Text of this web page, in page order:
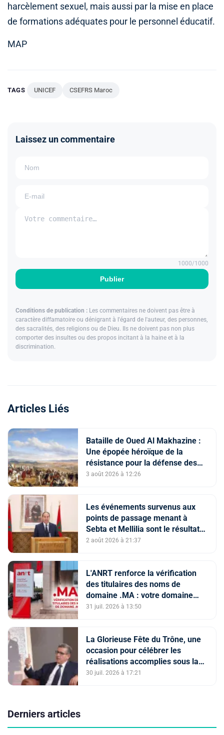
harcèlement sexuel, mais aussi par la mise en place
de formations adéquates pour le personnel éducatif.
MAP
TAGS UNICEF CSEFRS Maroc
Laissez un commentaire
Publier
1000/1000
Conditions de publication : Les commentaires ne doivent pas être à
caractère diffamatoire ou dénigrant à l'égard de l'auteur, des personnes,
des sacralités, des religions ou de Dieu. Ils ne doivent pas non plus
comporter des insultes ou des propos incitant à la haine et à la
discrimination.
Articles Liés
Bataille de Oued Al Makhazine :
Une épopée héroïque de la
résistance pour la défense des
constantes nationales
3 août 2026 à 12:26
Les événements survenus aux
points de passage menant à
Sebta et Mellilia sont le résultat
de facteurs intriqués, dont
numérique et la diffusion
d'informations trompeuses
(Porte-parole du ministère de
l'Intérieur)
2 août 2026 à 21:37
L'ANRT renforce la vérification
des titulaires des noms de
domaine .MA : votre domaine
est-il en ServerHold ?
31 juil. 2026 à 13:50
La Glorieuse Fête du Trône, une
occasion pour célébrer les
réalisations accomplies sous la
conduite de Sa Majesté le Roi (M.
30 juil. 2026 à 17:21
Derniers articles